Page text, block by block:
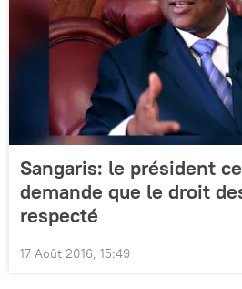
Sangaris: le président
demande que le droit
respecté
17 Août 2016, 15:49